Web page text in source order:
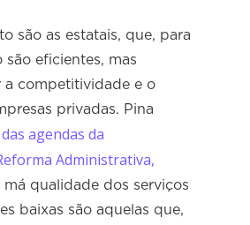
são as estatais, que, para
são eficientes, mas
a competitividade e o
privadas. Pina
agendas da
Administrativa,
má qualidade dos serviços
baixas são aquelas que,